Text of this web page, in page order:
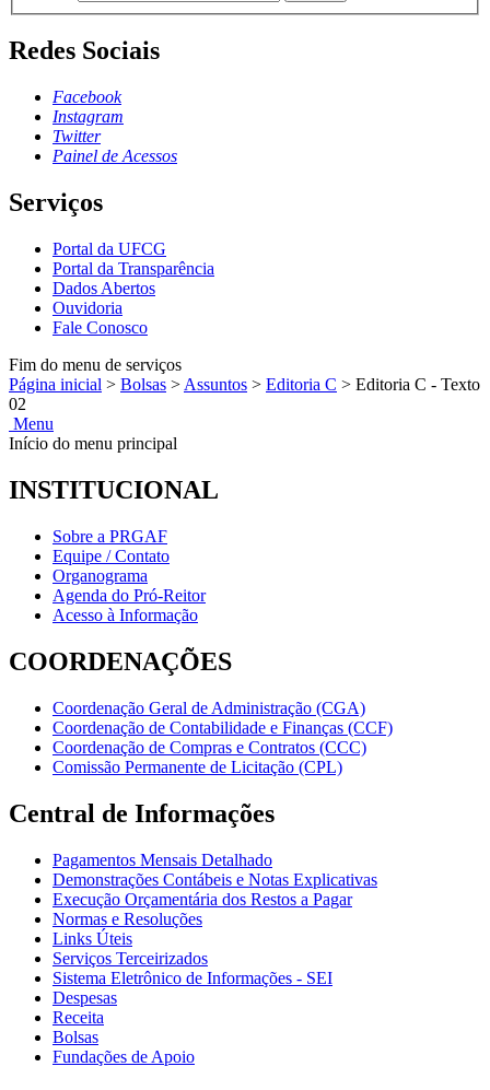
Redes Sociais
Facebook
Instagram
Twitter
Painel de Acessos
Serviços
Portal da UFCG
Portal da Transparência
Dados Abertos
Ouvidoria
Fale Conosco
Fim do menu de serviços
Página inicial > Bolsas > Assuntos > Editoria C > Editoria C - Texto
02
Menu
Início do menu principal
INSTITUCIONAL
Sobre a PRGAF
Equipe / Contato
Organograma
Agenda do Pró-Reitor
Acesso à Informação
COORDENAÇÕES
Coordenação Geral de Administração (CGA)
Coordenação de Contabilidade e Finanças (CCF)
Coordenação de Compras e Contratos (CCC)
Comissão Permanente de Licitação (CPL)
Central de Informações
Pagamentos Mensais Detalhado
Demonstrações Contábeis e Notas Explicativas
Execução Orçamentária dos Restos a Pagar
Normas e Resoluções
Links Úteis
Serviços Terceirizados
Sistema Eletrônico de Informações - SEI
Despesas
Receita
Bolsas
Fundações de Apoio